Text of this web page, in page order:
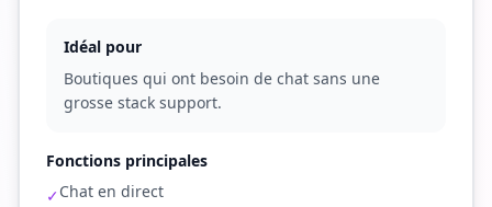
Idéal pour
Boutiques qui ont besoin de chat sans une
grosse stack support.
Fonctions principales
✓Chat en direct